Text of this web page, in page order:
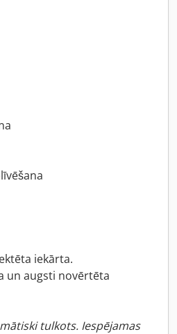
iekārta.
un augsti novērtēta
tulkots. Iespējamas